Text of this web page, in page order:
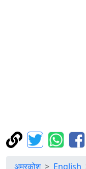
अमरकोश English